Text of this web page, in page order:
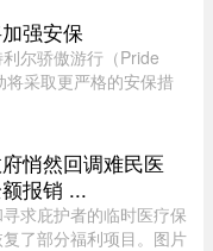
并开始代表加州高中参
...
强安保
尔骄傲游行（Pride
采取更严格的安保措
悄然回调难民医
报销 ...
求庇护者的临时医疗保
了部分福利项目。图片